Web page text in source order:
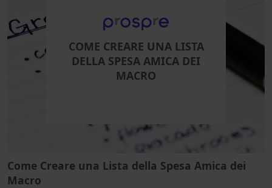
COME CREARE UNA LISTA
DELLA SPESA AMICA DEI
MACRO
Come Creare una Lista della Spesa Amica dei
Macro